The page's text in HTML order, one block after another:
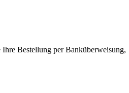
Ihre Bestellung per Banküberweisung,